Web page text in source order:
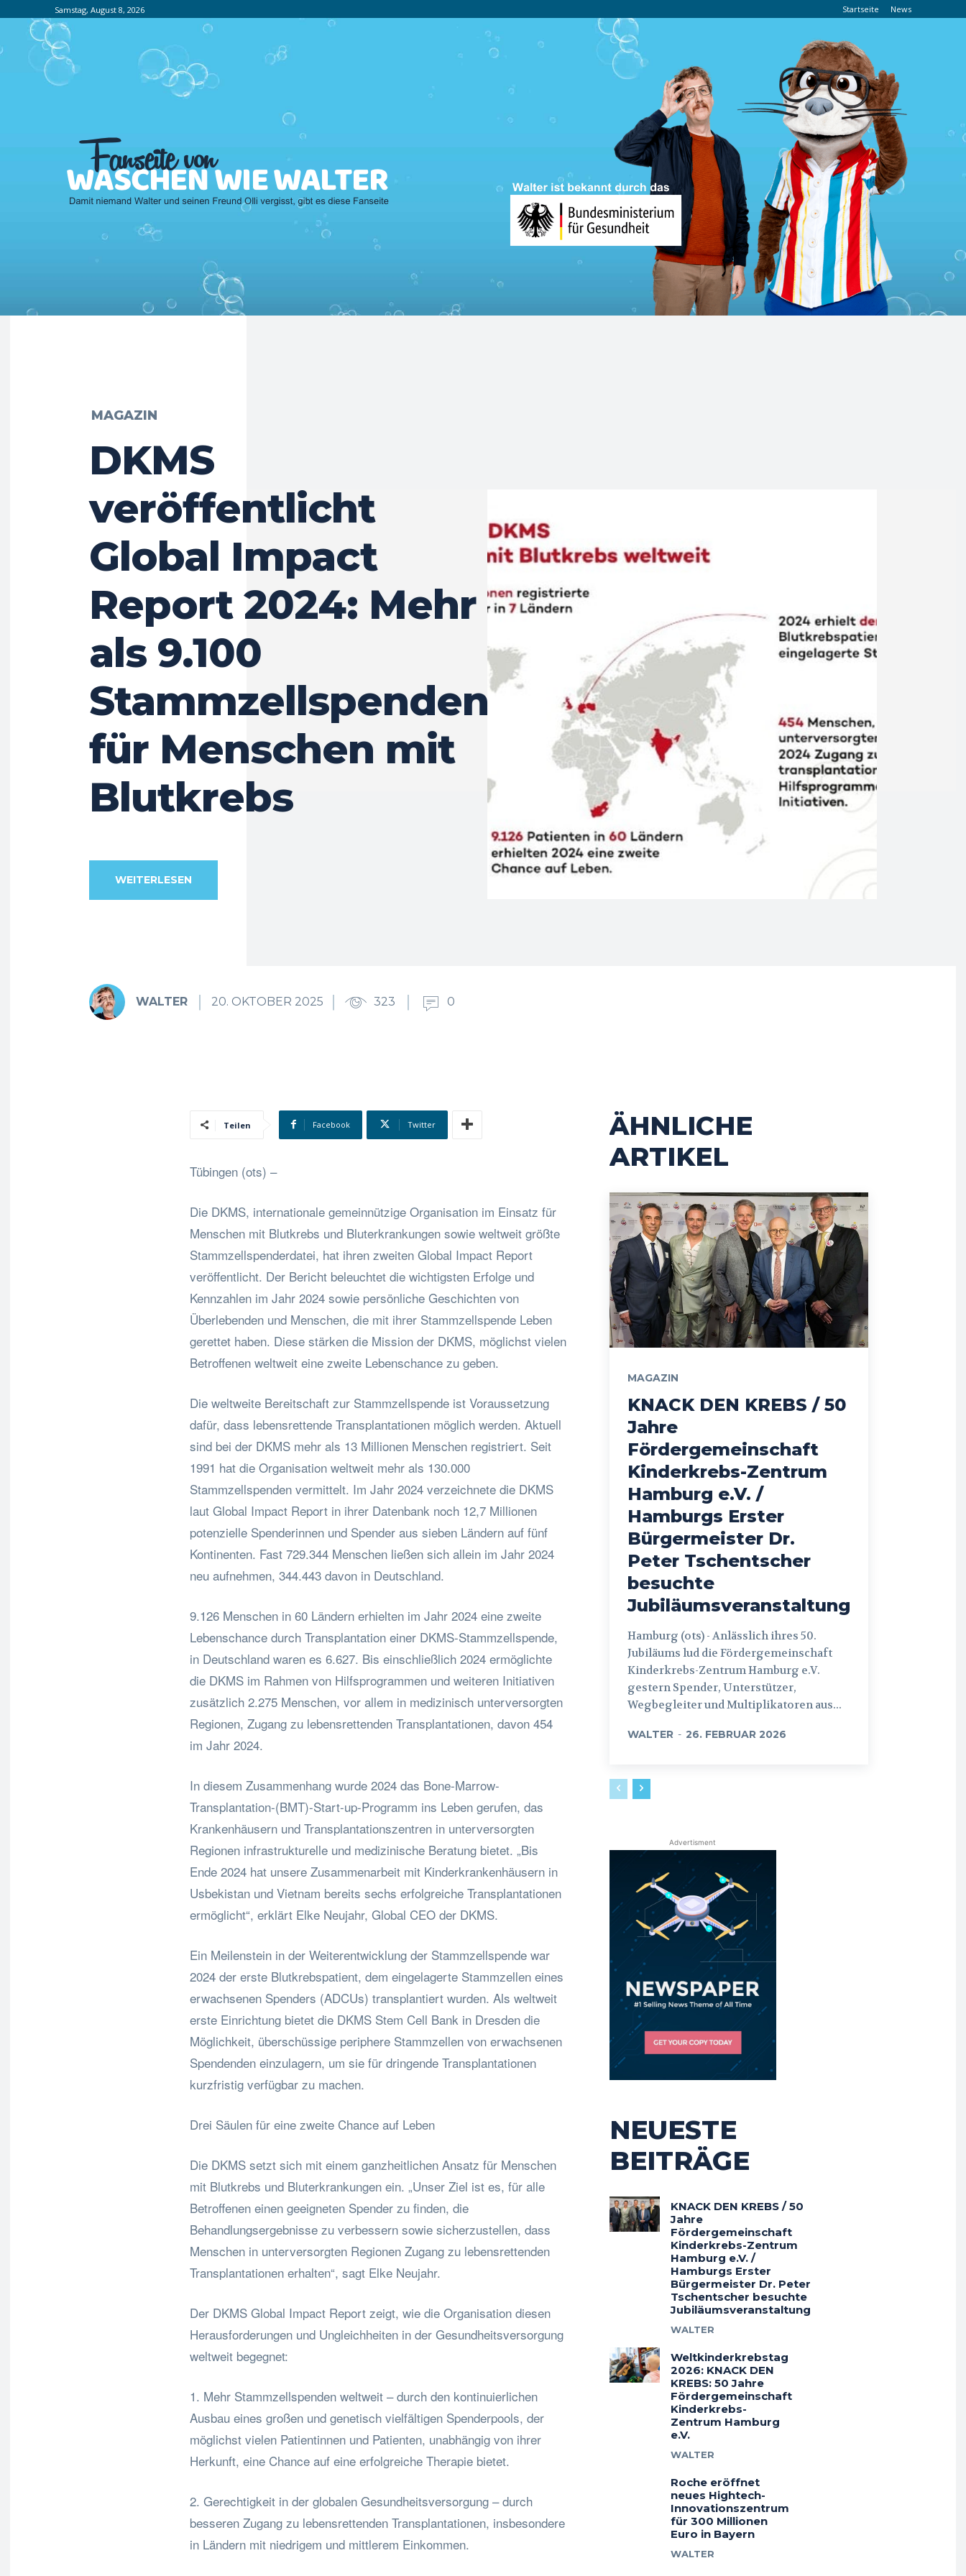
Samstag, August 8, 2026 Startseite News
MAGAZIN
DKMS
veröffentlicht
Global Impact
Report 2024: Mehr
als 9.100
Stammzellspenden
für Menschen mit
Blutkrebs
WEITERLESEN
WALTER 20. OKTOBER 2025 323 0
Teilen Facebook Twitter
Tübingen (ots) –
Die DKMS, internationale gemeinnützige Organisation im Einsatz für
Menschen mit Blutkrebs und Bluterkrankungen sowie weltweit größte
Stammzellspenderdatei, hat ihren zweiten Global Impact Report
veröffentlicht. Der Bericht beleuchtet die wichtigsten Erfolge und
Kennzahlen im Jahr 2024 sowie persönliche Geschichten von
Überlebenden und Menschen, die mit ihrer Stammzellspende Leben
gerettet haben. Diese stärken die Mission der DKMS, möglichst vielen
Betroffenen weltweit eine zweite Lebenschance zu geben.
Die weltweite Bereitschaft zur Stammzellspende ist Voraussetzung
dafür, dass lebensrettende Transplantationen möglich werden. Aktuell
sind bei der DKMS mehr als 13 Millionen Menschen registriert. Seit
1991 hat die Organisation weltweit mehr als 130.000
Stammzellspenden vermittelt. Im Jahr 2024 verzeichnete die DKMS
laut Global Impact Report in ihrer Datenbank noch 12,7 Millionen
potenzielle Spenderinnen und Spender aus sieben Ländern auf fünf
Kontinenten. Fast 729.344 Menschen ließen sich allein im Jahr 2024
neu aufnehmen, 344.443 davon in Deutschland.
9.126 Menschen in 60 Ländern erhielten im Jahr 2024 eine zweite
Lebenschance durch Transplantation einer DKMS-Stammzellspende,
in Deutschland waren es 6.627. Bis einschließlich 2024 ermöglichte
die DKMS im Rahmen von Hilfsprogrammen und weiteren Initiativen
zusätzlich 2.275 Menschen, vor allem in medizinisch unterversorgten
Regionen, Zugang zu lebensrettenden Transplantationen, davon 454
im Jahr 2024.
In diesem Zusammenhang wurde 2024 das Bone-Marrow-
Transplantation-(BMT)-Start-up-Programm ins Leben gerufen, das
Krankenhäusern und Transplantationszentren in unterversorgten
Regionen infrastrukturelle und medizinische Beratung bietet. „Bis
Ende 2024 hat unsere Zusammenarbeit mit Kinderkrankenhäusern in
Usbekistan und Vietnam bereits sechs erfolgreiche Transplantationen
ermöglicht“, erklärt Elke Neujahr, Global CEO der DKMS.
Ein Meilenstein in der Weiterentwicklung der Stammzellspende war
2024 der erste Blutkrebspatient, dem eingelagerte Stammzellen eines
erwachsenen Spenders (ADCUs) transplantiert wurden. Als weltweit
erste Einrichtung bietet die DKMS Stem Cell Bank in Dresden die
Möglichkeit, überschüssige periphere Stammzellen von erwachsenen
Spendenden einzulagern, um sie für dringende Transplantationen
kurzfristig verfügbar zu machen.
Drei Säulen für eine zweite Chance auf Leben
Die DKMS setzt sich mit einem ganzheitlichen Ansatz für Menschen
mit Blutkrebs und Bluterkrankungen ein. „Unser Ziel ist es, für alle
Betroffenen einen geeigneten Spender zu finden, die
Behandlungsergebnisse zu verbessern sowie sicherzustellen, dass
Menschen in unterversorgten Regionen Zugang zu lebensrettenden
Transplantationen erhalten“, sagt Elke Neujahr.
Der DKMS Global Impact Report zeigt, wie die Organisation diesen
Herausforderungen und Ungleichheiten in der Gesundheitsversorgung
weltweit begegnet:
1. Mehr Stammzellspenden weltweit – durch den kontinuierlichen
Ausbau eines großen und genetisch vielfältigen Spenderpools, der
möglichst vielen Patientinnen und Patienten, unabhängig von ihrer
Herkunft, eine Chance auf eine erfolgreiche Therapie bietet.
2. Gerechtigkeit in der globalen Gesundheitsversorgung – durch
besseren Zugang zu lebensrettenden Transplantationen, insbesondere
in Ländern mit niedrigem und mittlerem Einkommen.
ÄHNLICHE
ARTIKEL
MAGAZIN
KNACK DEN KREBS / 50
Jahre
Fördergemeinschaft
Kinderkrebs-Zentrum
Hamburg e.V. /
Hamburgs Erster
Bürgermeister Dr.
Peter Tschentscher
besuchte
Jubiläumsveranstaltung
Hamburg (ots) - Anlässlich ihres 50.
Jubiläums lud die Fördergemeinschaft
Kinderkrebs-Zentrum Hamburg e.V.
gestern Spender, Unterstützer,
Wegbegleiter und Multiplikatoren aus...
WALTER - 26. FEBRUAR 2026
Advertisment
NEUESTE
BEITRÄGE
KNACK DEN KREBS / 50
Jahre
Fördergemeinschaft
Kinderkrebs-Zentrum
Hamburg e.V. /
Hamburgs Erster
Bürgermeister Dr. Peter
Tschentscher besuchte
Jubiläumsveranstaltung
WALTER
Weltkinderkrebstag
2026: KNACK DEN
KREBS: 50 Jahre
Fördergemeinschaft
Kinderkrebs-
Zentrum Hamburg
e.V.
WALTER
Roche eröffnet
neues Hightech-
Innovationszentrum
für 300 Millionen
Euro in Bayern
WALTER